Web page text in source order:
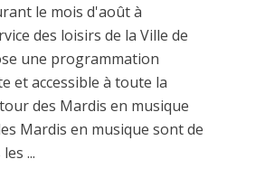
le mois d'août à
des loisirs de la Ville de
une programmation
et accessible à toute la
des Mardis en musique
Mardis en musique sont de
...